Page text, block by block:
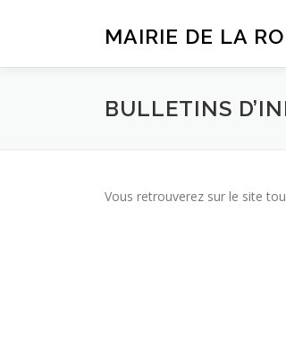
MAIRIE DE LA
BULLETINS
Vous retrouverez sur le site